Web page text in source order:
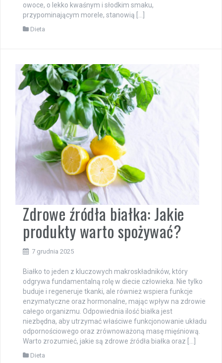
owoce, o lekko kwaśnym i słodkim smaku,
przypominającym morele, stanowią […]
Dieta
Zdrowe źródła białka: Jakie
produkty warto spożywać?
7 grudnia 2025
Białko to jeden z kluczowych makroskładników, który
odgrywa fundamentalną rolę w diecie człowieka. Nie tylko
buduje i regeneruje tkanki, ale również wspiera funkcje
enzymatyczne oraz hormonalne, mając wpływ na zdrowie
całego organizmu. Odpowiednia ilość białka jest
niezbędna, aby utrzymać właściwe funkcjonowanie układu
odpornościowego oraz zrównoważoną masę mięśniową.
Warto zrozumieć, jakie są zdrowe źródła białka oraz […]
Dieta